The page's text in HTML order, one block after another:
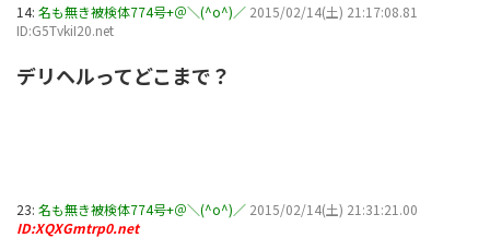
14: 名も無き被検体774号+＠＼(^o^)／ 2015/02/14(土) 21:17:08.81
ID:G5TvkiI20.net
デリヘルってどこまで？
23: 名も無き被検体774号+＠＼(^o^)／ 2015/02/14(土) 21:31:21.00
ID:XQXGmtrp0.net